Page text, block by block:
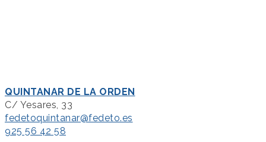
QUINTANAR DE LA ORDEN
C/ Yesares, 33
fedetoquintanar@fedeto.es
925 56 42 58